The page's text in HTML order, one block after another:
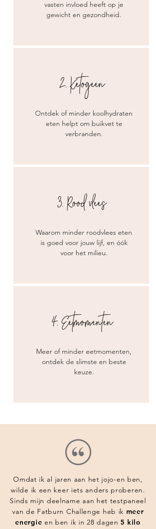
vasten invloed heeft op je
gewicht en gezondheid.
2. Ketogeen
Ontdek of minder koolhydraten
eten helpt om buikvet te
verbranden.
3. Rood vlees
Waarom minder roodvlees eten
is goed voor jouw lijf, en óók
voor het milieu.
4. Eetmomenten
Meer of minder eetmomenten,
ontdek de slimste en beste
keuze.
Omdat ik al jaren aan het jojo-en ben,
wilde ik een keer iets anders proberen.
Sinds mijn deelname aan het testpaneel
van de Fatburn Challenge heb ik meer
energie en ben ik in 28 dagen5 kilo